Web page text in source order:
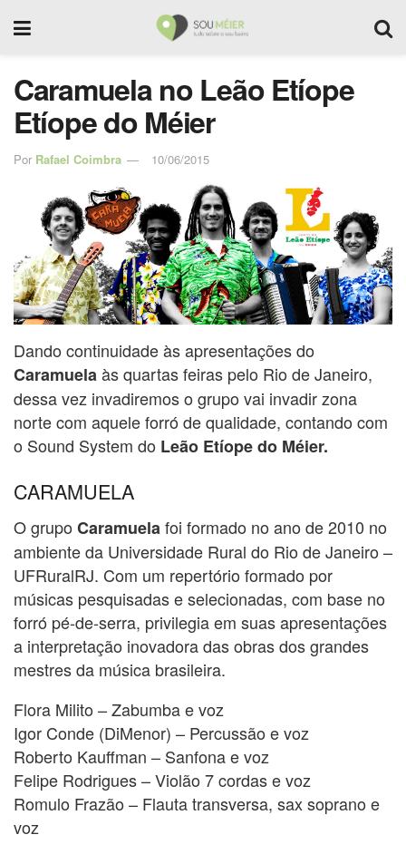
Caramuela no Leão Etíope
Etíope do Méier
Por Rafael Coimbra 10/06/2015
Dando continuidade às apresentações do
Caramuelaàs quartas feiras pelo Rio de Janeiro,
dessa vez invadiremos o grupo vai invadir zona
norte com aquele forró de qualidade, contando com
o Sound System do Leão Etíope do Méier.
CARAMUELA
O grupo Caramuelafoi formado no ano de 2010 no
ambiente da Universidade Rural do Rio de Janeiro –
UFRuralRJ. Com um repertório formado por
músicas pesquisadas e selecionadas, com base no
forró pé-de-serra, privilegia em suas apresentações
a interpretação inovadora das obras dos grandes
mestres da música brasileira.
Flora Milito – Zabumba e voz
Igor Conde (DiMenor) – Percussão e voz
Roberto Kauffman – Sanfona e voz
Felipe Rodrigues – Violão 7 cordas e voz
Romulo Frazão – Flauta transversa, sax soprano e
voz